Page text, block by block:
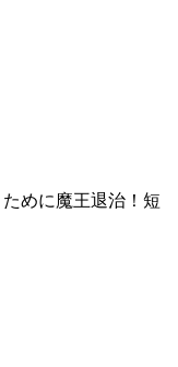
めに魔王退治！短